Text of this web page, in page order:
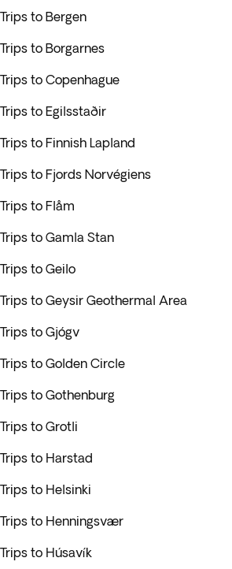
Trips to Bergen
Trips to Borgarnes
Trips to Copenhague
Trips to Egilsstaðir
Trips to Finnish Lapland
Trips to Fjords Norvégiens
Trips to Flåm
Trips to Gamla Stan
Trips to Geilo
Trips to Geysir Geothermal Area
Trips to Gjógv
Trips to Golden Circle
Trips to Gothenburg
Trips to Grotli
Trips to Harstad
Trips to Helsinki
Trips to Henningsvær
Trips to Húsavík